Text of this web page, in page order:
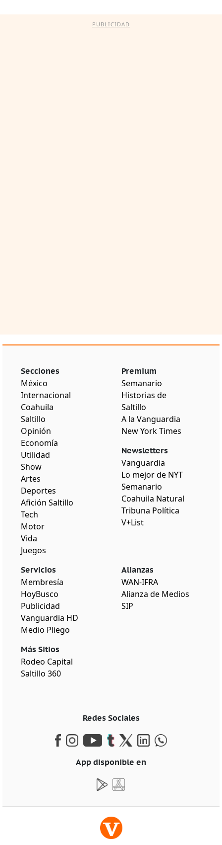
PUBLICIDAD
Secciones
México
Internacional
Coahuila
Saltillo
Opinión
Economía
Utilidad
Show
Artes
Deportes
Afición Saltillo
Tech
Motor
Vida
Juegos
Premium
Semanario
Historias de
Saltillo
A la Vanguardia
New York Times
Newsletters
Vanguardia
Lo mejor de NYT
Semanario
Coahuila Natural
Tribuna Política
V+List
Servicios
Membresía
HoyBusco
Publicidad
Vanguardia HD
Medio Pliego
Más Sitios
Rodeo Capital
Saltillo 360
Alianzas
WAN-IFRA
Alianza de Medios
SIP
Redes Sociales
App disponible en